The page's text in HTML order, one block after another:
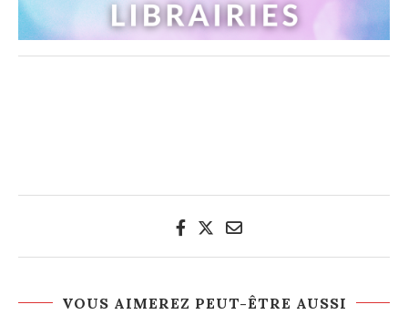
VOUS AIMEREZ PEUT-ÊTRE AUSSI